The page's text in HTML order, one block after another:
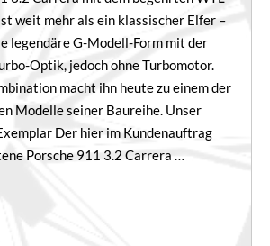
weit mehr als ein klassischer Elfer –
legendäre G-Modell-Form mit der
Optik, jedoch ohne Turbomotor.
macht ihn heute zu einem der
Modelle seiner Baureihe. Unser
Der hier im Kundenauftrag
Porsche 911 3.2 Carrera …